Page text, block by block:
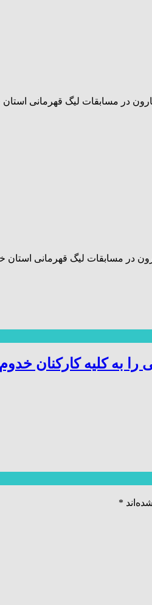
پسران شرکت پتروشیمی مارون در
پسران شرکت پتروشیمی مارون در
به کلیه کارکنان
*